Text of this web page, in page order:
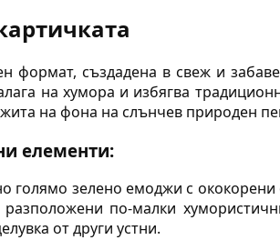
формат, създадена в свеж и
на хумора и избягва
на фона на слънчев природен
елементи:
голямо зелено емоджи с
разположени по-малки
от други устни.